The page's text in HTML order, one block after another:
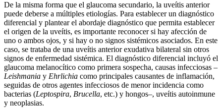
De la misma forma que el glaucoma secundario, la uveítis anterior
puede deberse a múltiples etiologías. Para establecer un diagnóstico
diferencial y plantear el abordaje diagnóstico que permita establecer
el origen de la uveítis, es importante reconocer si hay afección de
uno o ambos ojos, y si hay o no signos sistémicos asociados. En este
caso, se trataba de una uveítis anterior exudativa bilateral sin otros
signos de enfermedad sistémica. El diagnóstico diferencial incluyó el
glaucoma melanocítico como primera sospecha, causas infecciosas –
Leishmania y Ehrlichia como principales causantes de inflamación,
seguidas de otros agentes infecciosos de menor incidencia como
bacterias (Leptospira, Brucella, etc.) y hongos–, uveítis autoinmune
y neoplasias.